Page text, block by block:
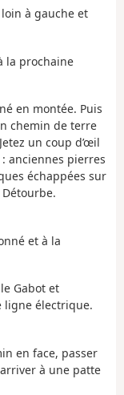
à gauche et
la prochaine
en montée. Puis
chemin de terre
un coup d’œil
anciennes pierres
échappées sur
et à la
Gabot et
ligne électrique.
en face, passer
à une patte